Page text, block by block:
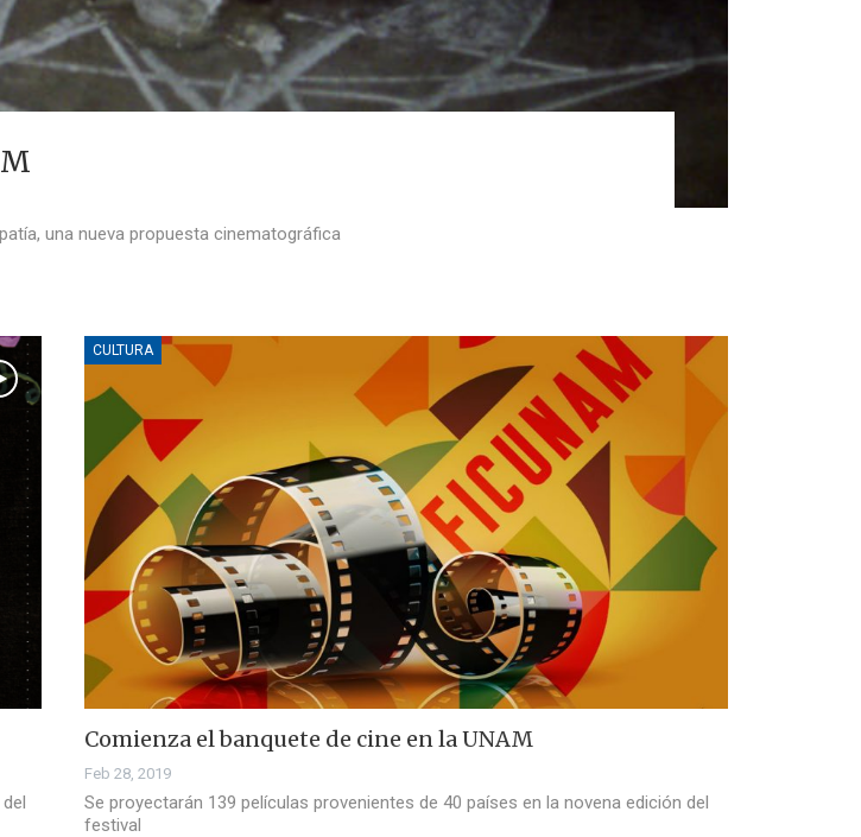
una nueva propuesta cinematográfica
CULTURA
Comienza el banquete de cine en la UNAM
Feb 28, 2019
Se proyectarán 139 películas provenientes de 40 países en la novena edición del
festival